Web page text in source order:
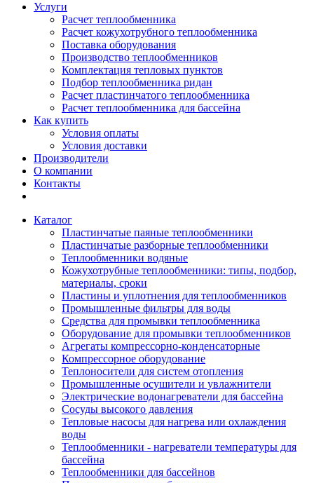
Услуги
Расчет теплообменника
Расчет кожухотрубного теплообменника
Поставка оборудования
Производство теплообменников
Комплектация тепловых пунктов
Подбор теплообменника ридан
Расчет пластинчатого теплообменника
Расчет теплообменника для бассейна
Как купить
Условия оплаты
Условия доставки
Производители
О компании
Контакты
Каталог
Пластинчатые паяные теплообменники
Пластинчатые разборные теплообменники
Теплообменники водяные
Кожухотрубные теплообменники: типы, подбор,
материалы, сроки
Пластины и уплотнения для теплообменников
Промышленные фильтры для воды
Средства для промывки теплообменника
Оборудование для промывки теплообменников
Агрегаты компрессорно-конденсаторные
Компрессорное оборудование
Теплоносители для систем отопления
Промышленные осушители и увлажнители
Электрические водонагреватели для бассейна
Сосуды высокого давления
Тепловые насосы для нагрева или охлаждения
воды
Теплообменники - нагреватели температуры для
бассейна
Теплообменники для бассейнов